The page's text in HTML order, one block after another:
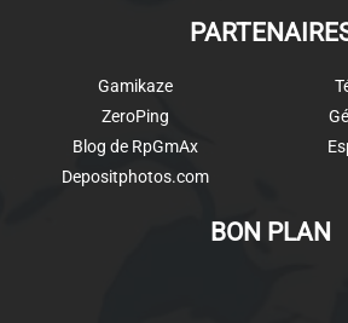
Gamikaze
ZeroPing
Blog de RpGmAx
Depositphotos.com
BON PLAN